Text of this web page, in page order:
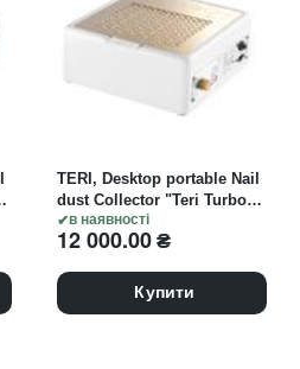
в наявності
TERI, Desktop portable Nail
dust Collector "Teri Turbo
M", Витяжка настільна,
біла зі сталевою решіткою
12 000.00₴
Купити